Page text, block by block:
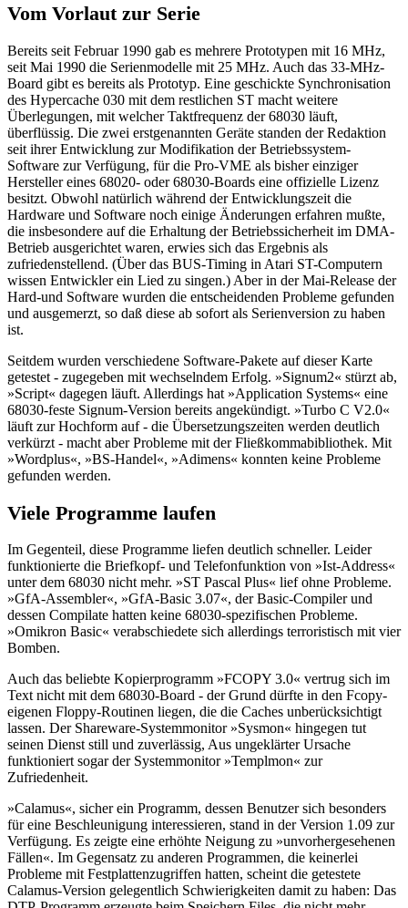
Vom Vorlaut zur Serie
Bereits seit Februar 1990 gab es mehrere Prototypen mit 16 MHz,
seit Mai 1990 die Serienmodelle mit 25 MHz. Auch das 33-MHz-
Board gibt es bereits als Prototyp. Eine geschickte Synchronisation
des Hypercache 030 mit dem restlichen ST macht weitere
Überlegungen, mit welcher Taktfrequenz der 68030 läuft,
überflüssig. Die zwei erstgenannten Geräte standen der Redaktion
seit ihrer Entwicklung zur Modifikation der Betriebssystem-
Software zur Verfügung, für die Pro-VME als bisher einziger
Hersteller eines 68020- oder 68030-Boards eine offizielle Lizenz
besitzt. Obwohl natürlich während der Entwicklungszeit die
Hardware und Software noch einige Änderungen erfahren mußte,
die insbesondere auf die Erhaltung der Betriebssicherheit im DMA-
Betrieb ausgerichtet waren, erwies sich das Ergebnis als
zufriedenstellend. (Über das BUS-Timing in Atari ST-Computern
wissen Entwickler ein Lied zu singen.) Aber in der Mai-Release der
Hard-und Software wurden die entscheidenden Probleme gefunden
und ausgemerzt, so daß diese ab sofort als Serienversion zu haben
ist.
Seitdem wurden verschiedene Software-Pakete auf dieser Karte
getestet - zugegeben mit wechselndem Erfolg. »Signum2« stürzt ab,
»Script« dagegen läuft. Allerdings hat »Application Systems« eine
68030-feste Signum-Version bereits angekündigt. »Turbo C V2.0«
läuft zur Hochform auf - die Übersetzungszeiten werden deutlich
verkürzt - macht aber Probleme mit der Fließkommabibliothek. Mit
»Wordplus«, »BS-Handel«, »Adimens« konnten keine Probleme
gefunden werden.
Viele Programme laufen
Im Gegenteil, diese Programme liefen deutlich schneller. Leider
funktionierte die Briefkopf- und Telefonfunktion von »Ist-Address«
unter dem 68030 nicht mehr. »ST Pascal Plus« lief ohne Probleme.
»GfA-Assembler«, »GfA-Basic 3.07«, der Basic-Compiler und
dessen Compilate hatten keine 68030-spezifischen Probleme.
»Omikron Basic« verabschiedete sich allerdings terroristisch mit vier
Bomben.
Auch das beliebte Kopierprogramm »FCOPY 3.0« vertrug sich im
Text nicht mit dem 68030-Board - der Grund dürfte in den Fcopy-
eigenen Floppy-Routinen liegen, die die Caches unberücksichtigt
lassen. Der Shareware-Systemmonitor »Sysmon« hingegen tut
seinen Dienst still und zuverlässig, Aus ungeklärter Ursache
funktioniert sogar der Systemmonitor »Templmon« zur
Zufriedenheit.
»Calamus«, sicher ein Programm, dessen Benutzer sich besonders
für eine Beschleunigung interessieren, stand in der Version 1.09 zur
Verfügung. Es zeigte eine erhöhte Neigung zu »unvorhergesehenen
Fällen«. Im Gegensatz zu anderen Programmen, die keinerlei
Probleme mit Festplattenzugriffen hatten, scheint die getestete
Calamus-Version gelegentlich Schwierigkeiten damit zu haben: Das